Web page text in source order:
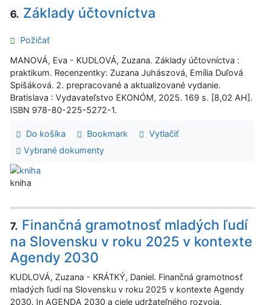
6. Základy účtovníctva
Požičať
MANOVÁ, Eva - KUDLOVÁ, Zuzana. Základy účtovníctva :
praktikum. Recenzentky: Zuzana Juhászová, Emília Duľová
Spišáková. 2. prepracované a aktualizované vydanie.
Bratislava : Vydavateľstvo EKONÓM, 2025. 169 s. [8,02 AH].
ISBN 978-80-225-5272-1.
Do košíka Bookmark
Vytlačiť
Vybrané dokumenty
kniha
7. Finančná gramotnosť mladých ľudí
na Slovensku v roku 2025 v kontexte
Agendy 2030
KUDLOVÁ, Zuzana - KRÁTKÝ, Daniel. Finančná gramotnosť
mladých ľudí na Slovensku v roku 2025 v kontexte Agendy
2030. In AGENDA 2030 a ciele udržateľného rozvoja.